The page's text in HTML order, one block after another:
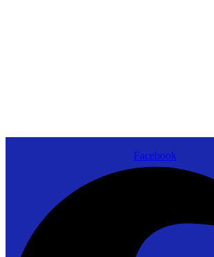
Facebook